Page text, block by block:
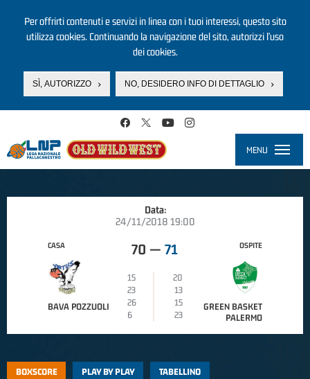
Per offrirti contenuti e servizi in linea con i tuoi interessi, questo sito
utilizza cookies. Continuando la navigazione del sito, autorizzi l’uso
dei cookies.
SÌ, AUTORIZZO NO, DESIDERO INFO DI DETTAGLIO
MENU
Data:
24/11/2018 19:00
CASA
BAVA POZZUOLI
70 — 71
15
20
23
13
26
15
6
23
OSPITE
GREEN BASKET
PALERMO
BOXSCORE PLAY BY PLAY TABELLINO